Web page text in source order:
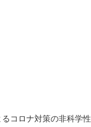
るコロナ対策の非科学性